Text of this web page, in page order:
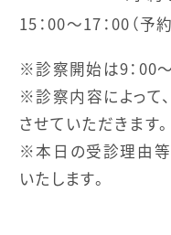
15：00～17：00（予
※診察開始は9：00～
※診察内容によって
させていただきます。
※本日の受診理由等
いたします。